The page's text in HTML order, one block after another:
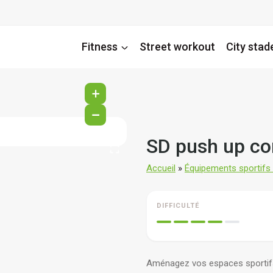
Fitness Street workout City
+
−
SD push up
Accueil » Équipements sportifs
DIFFICULTÉ
Aménagez vos espaces